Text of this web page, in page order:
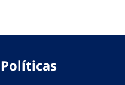
Políticas